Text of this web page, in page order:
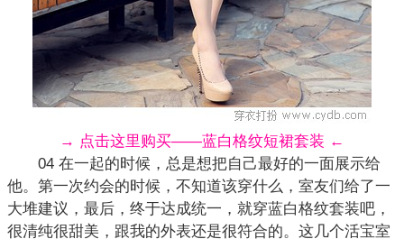
→ 点击这里购买——蓝白格纹短裙套装 ←
04 在一起的时候，总是想把自己最好的一面展示给
他。第一次约会的时候，不知道该穿什么，室友们给了一
大堆建议，最后，终于达成统一，就穿蓝白格纹套装吧，
很清纯很甜美，跟我的外表还是很符合的。这几个活宝室